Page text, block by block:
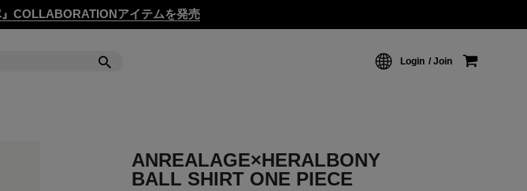
COLLABORATIONアイテムを発売
Login Join
'ANGLE'
ANREALAGE×HERALBONY
BALL SHIRT ONE PIECE